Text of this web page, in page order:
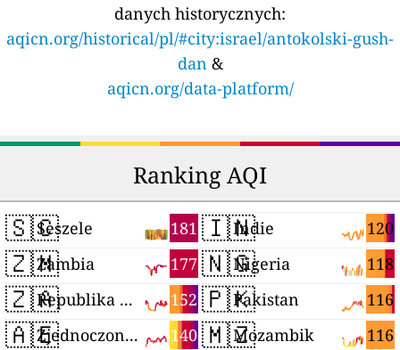
danych historycznych:
aqicn.org/historical/pl/#city:israel/antokolski-gush-
dan &
aqicn.org/data-platform/
Ranking AQI
🇸🇨 181
Seszele
🇿🇲 177
Zambia
🇿🇦 152
Republika Południowej Afryki
🇦🇪 140
Zjednoczone Emiraty Arabskie
🇮🇳 120
Indie
🇳🇬 118
Nigeria
🇵🇰 116
Pakistan
🇲🇿 116
Mozambik